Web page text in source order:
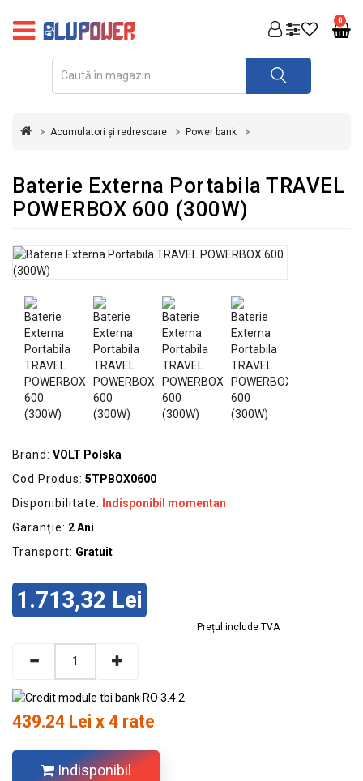
0
FOTOVOLTAICE
REDRESOARE
INVERTOARE
&
STABILIZATOARE
TENSIUNE
CASA
GRADINA
SCULE
ECHIPAMENTE
PROTECȚIE
Acumulatori și redresoare Power bank
Baterie Externa Portabila TRAVEL
POWERBOX 600 (300W)
Brand: VOLT Polska
Cod Produs: 5TPBOX0600
Disponibilitate:
Indisponibil momentan
Garanție: 2 Ani
Transport: Gratuit
1.713,32 Lei
Prețul include TVA
439.24 Lei x 4 rate
Indisponibil